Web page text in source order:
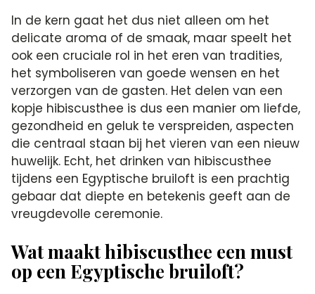
In de kern gaat het dus niet alleen om het
delicate aroma of de smaak, maar speelt het
ook een cruciale rol in het eren van tradities,
het symboliseren van goede wensen en het
verzorgen van de gasten. Het delen van een
kopje hibiscusthee is dus een manier om liefde,
gezondheid en geluk te verspreiden, aspecten
die centraal staan bij het vieren van een nieuw
huwelijk. Echt, het drinken van hibiscusthee
tijdens een Egyptische bruiloft is een prachtig
gebaar dat diepte en betekenis geeft aan de
vreugdevolle ceremonie.
Wat maakt hibiscusthee een must
op een Egyptische bruiloft?